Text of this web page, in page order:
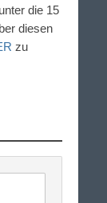
die 15
diesen
zu